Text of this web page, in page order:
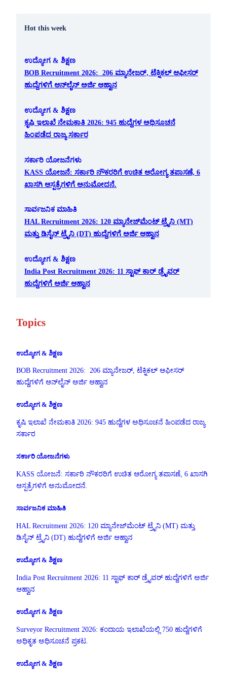
Hot this week
ಉದ್ಯೋಗ & ಶಿಕ್ಷಣ
BOB Recruitment 2026: 206 ಮ್ಯಾನೇಜರ್, ಟೆಕ್ನಿಕಲ್ ಆಫೀಸರ್
ಹುದ್ದೆಗಳಿಗೆ ಆನ್‌ಲೈನ್ ಅರ್ಜಿ ಆಹ್ವಾನ
ಉದ್ಯೋಗ & ಶಿಕ್ಷಣ
ಕೃಷಿ ಇಲಾಖೆ ನೇಮಕಾತಿ 2026: 945 ಹುದ್ದೆಗಳ ಅಧಿಸೂಚನೆ
ಹಿಂಪಡೆದ ರಾಜ್ಯ ಸರ್ಕಾರ
ಸರ್ಕಾರಿ ಯೋಜನೆಗಳು
KASS ಯೋಜನೆ: ಸರ್ಕಾರಿ ನೌಕರರಿಗೆ ಉಚಿತ ಆರೋಗ್ಯ ತಪಾಸಣೆ, 6
ಖಾಸಗಿ ಆಸ್ಪತ್ರೆಗಳಿಗೆ ಅನುಮೋದನೆ.
ಸಾರ್ವಜನಿಕ ಮಾಹಿತಿ
HAL Recruitment 2026: 120 ಮ್ಯಾನೇಜ್‌ಮೆಂಟ್ ಟ್ರೈನಿ (MT)
ಮತ್ತು ಡಿಸೈನ್ ಟ್ರೈನಿ (DT) ಹುದ್ದೆಗಳಿಗೆ ಅರ್ಜಿ ಆಹ್ವಾನ
ಉದ್ಯೋಗ & ಶಿಕ್ಷಣ
India Post Recruitment 2026: 11 ಸ್ಟಾಫ್ ಕಾರ್ ಡ್ರೈವರ್
ಹುದ್ದೆಗಳಿಗೆ ಅರ್ಜಿ ಆಹ್ವಾನ
Topics
ಉದ್ಯೋಗ & ಶಿಕ್ಷಣ
BOB Recruitment 2026: 206 ಮ್ಯಾನೇಜರ್, ಟೆಕ್ನಿಕಲ್ ಆಫೀಸರ್
ಹುದ್ದೆಗಳಿಗೆ ಆನ್‌ಲೈನ್ ಅರ್ಜಿ ಆಹ್ವಾನ
ಉದ್ಯೋಗ & ಶಿಕ್ಷಣ
ಕೃಷಿ ಇಲಾಖೆ ನೇಮಕಾತಿ 2026: 945 ಹುದ್ದೆಗಳ ಅಧಿಸೂಚನೆ ಹಿಂಪಡೆದ ರಾಜ್ಯ
ಸರ್ಕಾರ
ಸರ್ಕಾರಿ ಯೋಜನೆಗಳು
KASS ಯೋಜನೆ: ಸರ್ಕಾರಿ ನೌಕರರಿಗೆ ಉಚಿತ ಆರೋಗ್ಯ ತಪಾಸಣೆ, 6 ಖಾಸಗಿ
ಆಸ್ಪತ್ರೆಗಳಿಗೆ ಅನುಮೋದನೆ.
ಸಾರ್ವಜನಿಕ ಮಾಹಿತಿ
HAL Recruitment 2026: 120 ಮ್ಯಾನೇಜ್‌ಮೆಂಟ್ ಟ್ರೈನಿ (MT) ಮತ್ತು
ಡಿಸೈನ್ ಟ್ರೈನಿ (DT) ಹುದ್ದೆಗಳಿಗೆ ಅರ್ಜಿ ಆಹ್ವಾನ
ಉದ್ಯೋಗ & ಶಿಕ್ಷಣ
India Post Recruitment 2026: 11 ಸ್ಟಾಫ್ ಕಾರ್ ಡ್ರೈವರ್ ಹುದ್ದೆಗಳಿಗೆ ಅರ್ಜಿ
ಆಹ್ವಾನ
ಉದ್ಯೋಗ & ಶಿಕ್ಷಣ
Surveyor Recruitment 2026: ಕಂದಾಯ ಇಲಾಖೆಯಲ್ಲಿ 750 ಹುದ್ದೆಗಳಿಗೆ
ಅಧಿಕೃತ ಅಧಿಸೂಚನೆ ಪ್ರಕಟ.
ಉದ್ಯೋಗ & ಶಿಕ್ಷಣ